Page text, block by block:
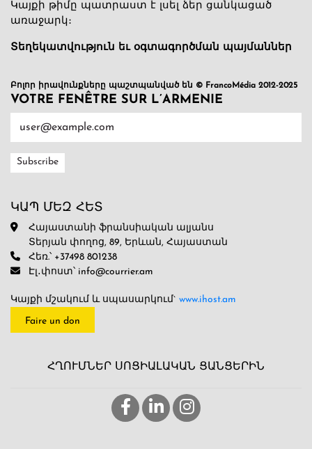
Կայքի թիմը պատրաստ է լսել ձեր ցանկացած
առաջարկ։
Տեղեկատվություն եւ օգտագործման պայմաններ
Բոլոր իրավունքները պաշտպանված են © FrancoMédia 2012-2025
VOTRE FENÊTRE SUR L’ARMENIE
ԿԱՊ ՄԵԶ ՀԵՏ
Հայաստանի ֆրանսիական ալյանս
Տերյան փողոց, 89, Երևան, Հայաստան
Հեռ.՝ +37498 801238
Էլ․փոստ՝ info@courrier.am
Կայքի մշակում և սպասարկում` www.ihost.am
Faire un don
ՀՂՈՒՄՆԵՐ ՍՈՑԻԱԼԱԿԱՆ ՑԱՆՑԵՐԻՆ